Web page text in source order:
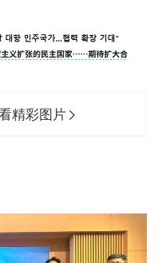
精彩图片